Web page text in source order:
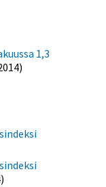
1,3